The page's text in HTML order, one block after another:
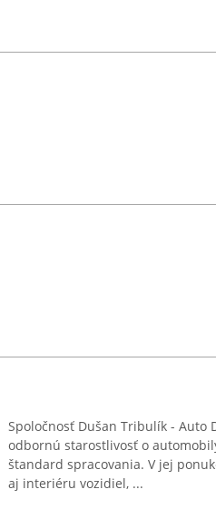
Spoločnosť Dušan Tribulík - Auto
odbornú starostlivosť o
štandard spracovania. V jej
aj interiéru vozidiel, ...